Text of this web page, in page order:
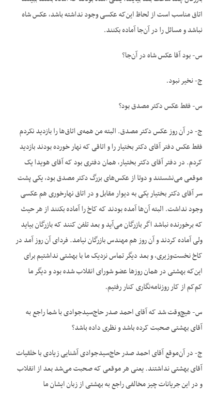
اتاق مناسب است از لحاظ این‌که عکسی وجود نداشته باشد، عکس شاه
نباشد و مسائل را در آن‌جا آماده بکنند.
س- بود آقا عکس شاه در آن‌جا؟
ج- نخیر نبود.
س- فقط عکس دکتر مصدق بود؟
ج- در آن روز عکس دکتر مصدق. البته من همه‌ی اتاق‌ها را بازدید نکردم
فقط عکس دفتر آقای دکتر بختیار را و اتاقی که نهار خورده بودند بازدید
کردم. در دفتر آقای دکتر بختیار، همان دفتری بود که آقای هویدا یک
موقعی می‌نشستند و دوتا از عکس‌های بزرگ دکتر مصدق بود، یکی پشت
سر آقای دکتر بختیار یکی به دیوار مقابل و در اتاق نهارخوری هم عکسی
وجود نداشت. البته آن‌ها آمده بودند که کاخ را آماده بکنند از هر حیث
که برخورنده نباشد اگر بازرگان می‌آید و بعد تلفن کنند که بازرگان بیاید
ولی آماده کردند و آن روز هم مهندس بازرگان نیامد. فردای آن روز آمد در
کاخ نخست‌وزیری، و بعد دیگر تماس نزدیک ما با بهشتی نداشتیم برای
این‌که بهشتی در همان روزها عضو شورای انقلاب شده بود و دیگر ما
کم‌کم از کار روزنامه‌نگاری کنار رفتیم.
س- هیچ‌وقت شد که آقای احمد صدر حاج‌سیدجوادی با شما راجع به
آقای بهشتی صحبت کرده باشد و نظری داده باشد؟
ج- در آن‌موقع آقای احمد صدر حاج‌سیدجوادی آشنایی زیادی با خلقیات
آقای بهشتی نداشتند. یعنی هر موقعی که صحبت می‌شد بعد از انقلاب
و در این جریانات چیز مخالفی راجع به بهشتی از زبان ایشان ما